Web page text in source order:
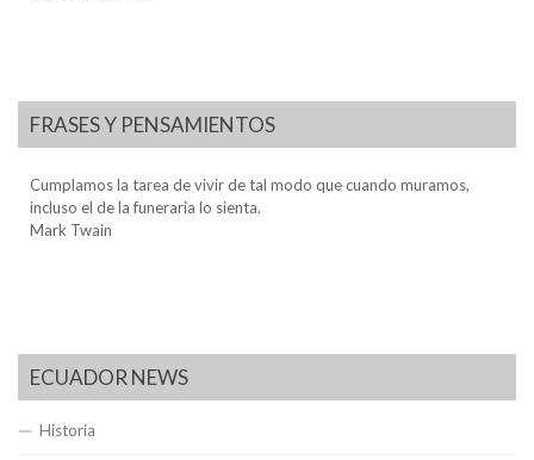
FRASES Y PENSAMIENTOS
Cumplamos la tarea de vivir de tal modo que cuando muramos,
incluso el de la funeraria lo sienta.
Mark Twain
ECUADOR NEWS
Historia